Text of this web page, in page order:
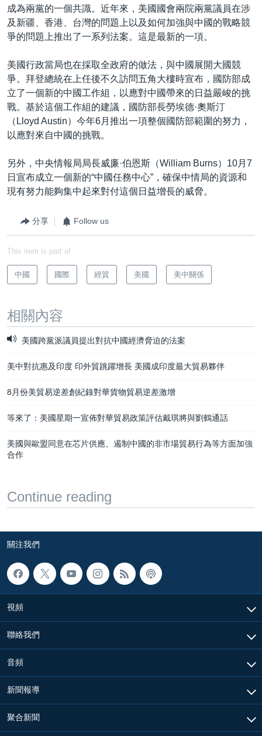
成為兩黨的一個共識。近年來，美國國會兩院兩黨議員在涉
及新疆、香港、台灣的問題上以及如何加強與中國的戰略競
爭的問題上推出了一系列法案。這是最新的一項。
美國行政當局也在採取全政府的做法，與中國展開大國競
爭。拜登總統在上任後不久訪問五角大樓時宣布，國防部成
立了一個新的中國工作組，以應對中國帶來的日益嚴峻的挑
戰。基於這個工作組的建議，國防部長勞埃德·奧斯汀
（Lloyd Austin）今年6月推出一項整個國防部範圍的努力，
以應對來自中國的挑戰。
另外，中央情報局局長威廉·伯恩斯（William Burns）10月7
日宣布成立一個新的“中國任務中心”，確保中情局的資源和
現有努力能夠集中起來對付這個日益增長的威脅。
分享 Follow us
This item is part of
中國 國際 經貿 美國 美中關係
相關內容
美國跨黨派議員提出對抗中國經濟脅迫的法案
美中對抗惠及印度 印外貿跳躍增長 美國成印度最大貿易夥伴
8月份美貿易逆差創紀錄對華貨物貿易逆差激增
等來了：美國星期一宣佈對華貿易政策評估戴琪將與劉鶴通話
美國與歐盟同意在芯片供應、遏制中國的非市場貿易行為等方面加強
合作
Continue reading
關注我們
視頻
聯絡我們
音頻
新聞報導
聚合新聞